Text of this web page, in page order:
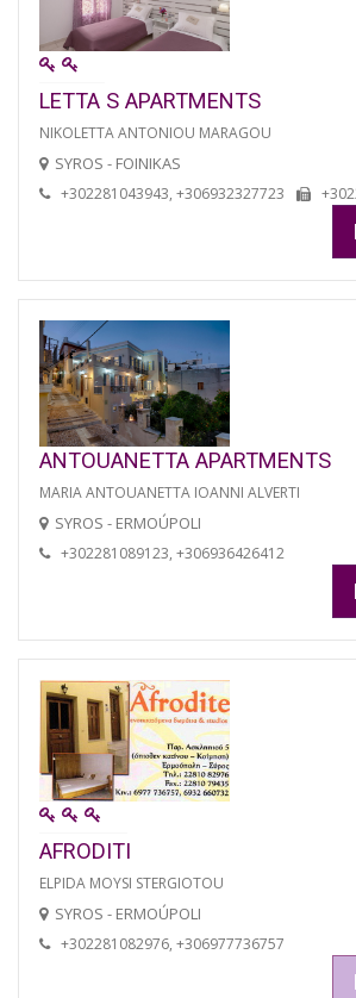
LETTA S APARTMENTS
NIKOLETTA ANTONIOU MARAGOU
SYROS - FOINIKAS
+302281043943, +306932327723
ANTOUANETTA APARTMENTS
MARIA ANTOUANETTA IOANNI ALVERTI
SYROS - ERMOÚPOLI
+302281089123, +306936426412
AFRODITI
ELPIDA MOYSI STERGIOTOU
SYROS - ERMOÚPOLI
+302281082976, +306977736757